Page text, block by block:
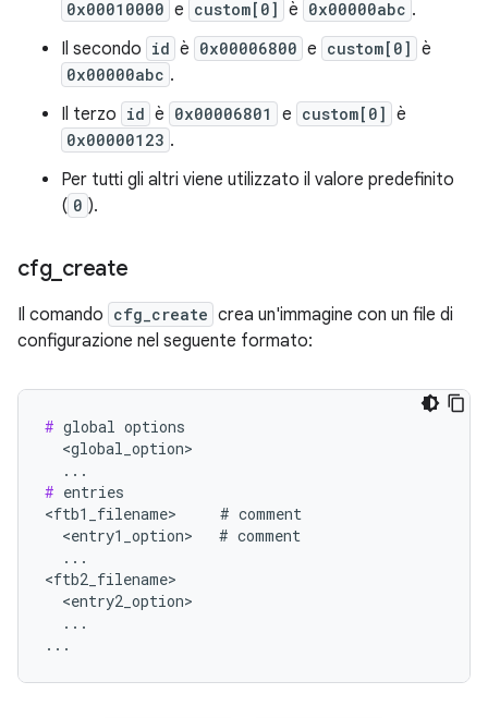
0x00010000 e custom[0] è 0x00000abc .
Il secondo id è 0x00006800 e custom[0] è
0x00000abc .
Il terzo id è 0x00006801 e custom[0] è
0x00000123 .
Per tutti gli altri viene utilizzato il valore predefinito
( 0 ).
cfg_ create
Il comando cfg_create crea un'immagine con un file di
configurazione nel seguente formato:
# global options
  <global_option>
# entries
<ftb1_filename>     # comment
  <entry1_option>   # comment
  ...
<ftb2_filename>
  <entry2_option>
  ...
...